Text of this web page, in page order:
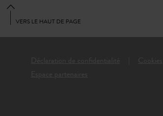
Déclaration de confidentialité Cookies
Espace partenaires
VERS LE HAUT DE PAGE